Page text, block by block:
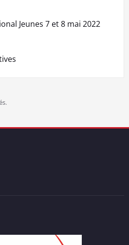
Jeunes 7 et 8 mai 2022